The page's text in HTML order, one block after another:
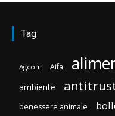
Tag
Agcom Aifa
ambiente
benessere animale